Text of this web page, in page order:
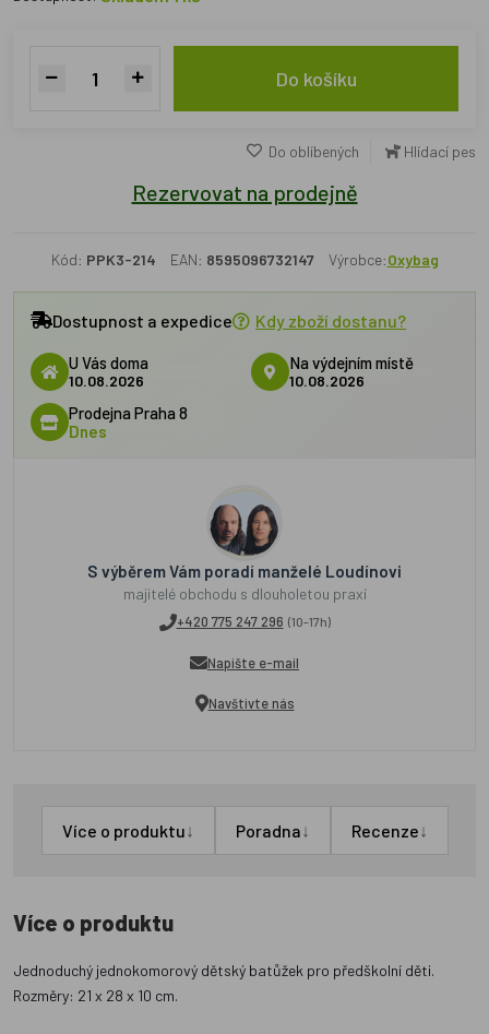
Do košíku
Do oblíbených Hlídací pes
Rezervovat na prodejně
Kód: PPK3-214 EAN: 8595096732147 Výrobce:Oxybag
Dostupnost a expedice Kdy zboží dostanu?
U Vás doma
10.08.2026
Na výdejním místě
10.08.2026
Prodejna Praha 8
Dnes
S výběrem Vám poradí manželé Loudínovi
majitelé obchodu s dlouholetou praxí
+420 775 247 296 (10-17h)
Napište e-mail
Navštivte nás
Více o produktu↓ Poradna↓ Recenze↓
Více o produktu
Jednoduchý jednokomorový dětský batůžek pro předškolní děti.
Rozměry: 21 x 28 x 10 cm.